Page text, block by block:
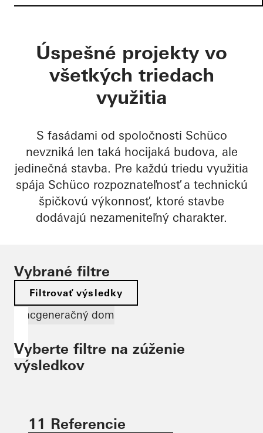
Úspešné projekty vo
všetkých triedach
využitia
S fasádami od spoločnosti Schüco
nevzniká len taká hocijaká budova, ale
jedinečná stavba. Pre každú triedu využitia
spája Schüco rozpoznateľnosť a technickú
špičkovú výkonnosť, ktoré stavbe
dodávajú nezameniteľný charakter.
Vybrané filtre
Filtrovať výsledky
Viacgeneračný dom
Vyberte filtre na zúženie
výsledkov
11 Referencie